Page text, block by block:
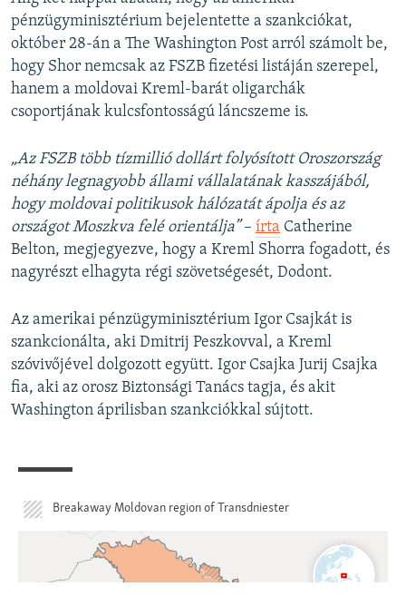
pénzügyminisztérium bejelentette a szankciókat,
október 28-án a The Washington Post arról számolt be,
hogy Shor nemcsak az FSZB fizetési listáján szerepel,
hanem a moldovai Kreml-barát oligarchák
csoportjának kulcsfontosságú láncszeme is.
„Az FSZB több tízmillió dollárt folyósított Oroszország
néhány legnagyobb állami vállalatának kasszájából,
hogy moldovai politikusok hálózatát ápolja és az
országot Moszkva felé orientálja”– írta Catherine
Belton, megjegyezve, hogy a Kreml Shorra fogadott, és
nagyrészt elhagyta régi szövetségesét, Dodont.
Az amerikai pénzügyminisztérium Igor Csajkát is
szankcionálta, aki Dmitrij Peszkovval, a Kreml
szóvivőjével dolgozott együtt. Igor Csajka Jurij Csajka
fia, aki az orosz Biztonsági Tanács tagja, és akit
Washington áprilisban szankciókkal sújtott.